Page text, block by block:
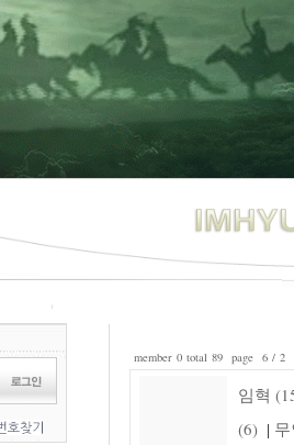
member 0 total 89 page 6 / 2
임혁
(6) |